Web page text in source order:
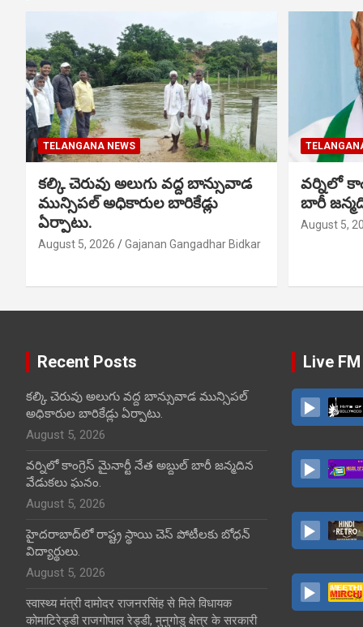
TELANGANA NEWS
కల్కి చెరువు అలుగు వద్ద బాన్సువాడ
మున్సిపల్ అధికారుల బారికేడ్లు
ఏర్పాటు.
August 5, 2026 Gajanan Gangadhar Bidkar
వర్నిలో
బారీ
August 5,
Recent Posts
కల్కి చెరువు అలుగు వద్ద బాన్సువాడ మున్సిపల్
అధికారుల బారికేడ్లు ఏర్పాటు.
August 5, 2026
వర్నిలో కాంగ్రెస్ మైనార్టీ నేత అబ్దుల్ బారీ జన్మదిన
వేడుకలు ఘనం.
August 5, 2026
హైదరాబాద్‌లో రాష్ట్ర స్థాయి చెస్ పోటీలకు బోధన్
విద్యార్థులు.
August 5, 2026
स्वास्थ्य मंत्री दामोदर राजनरसिंह से मिले विधायक
कोमाटिरेड्डी राजगोपाल रेड्डी, मुनुगोडु क्षेत्र के सरकारी
Live